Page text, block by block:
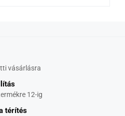
vásárlásra
12-ig
térítés